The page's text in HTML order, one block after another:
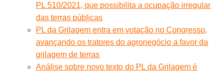
PL 510/2021, que possibilita a ocupação irregular
das terras públicas
PL da Grilagem entra em votação no Congresso,
avançando os tratores do agronegócio a favor da
grilagem de terras
Análise sobre novo texto do PL da Grilagem é